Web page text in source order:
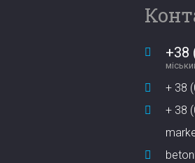
+38
+ 38
+ 38